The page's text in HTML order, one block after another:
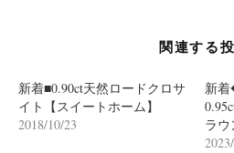
関連する
新着■0.90ct天然ロードクロサ
イト【スイートホーム】
2018/10/23
新
ラウ